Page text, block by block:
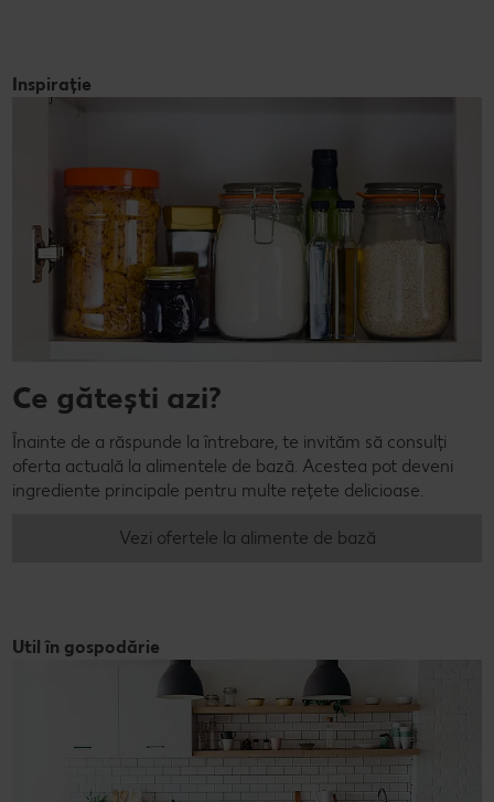
Inspirație
Ce gătești azi?
Înainte de a răspunde la întrebare, te invităm să consulți
oferta actuală la alimentele de bază. Acestea pot deveni
ingrediente principale pentru multe rețete delicioase.
Vezi ofertele la alimente de bază
Util în gospodărie